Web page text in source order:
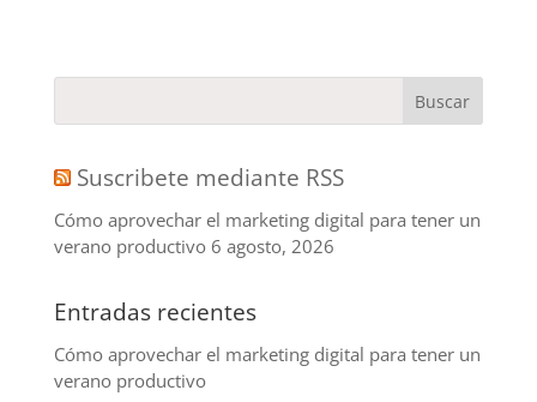
Suscribete mediante RSS
Cómo aprovechar el marketing digital para tener un
verano productivo 6 agosto, 2026
Entradas recientes
Cómo aprovechar el marketing digital para tener un
verano productivo